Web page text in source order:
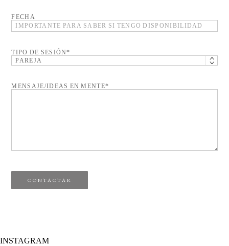
FECHA
TIPO DE SESIÓN
MENSAJE/IDEAS EN MENTE
CONTACTAR
INSTAGRAM